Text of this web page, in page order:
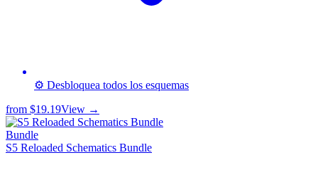
⚙️ Desbloquea todos los esquemas
from $19.19View →
Bundle
S5 Reloaded Schematics Bundle